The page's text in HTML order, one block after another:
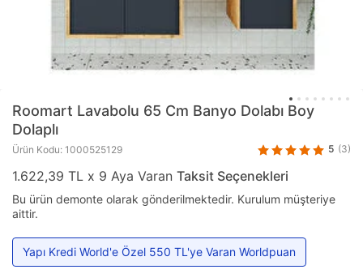
Roomart Lavabolu 65 Cm Banyo Dolabı Boy
Dolaplı
Ürün Kodu: 1000525129 5 (3)
1.622,39 TL x 9 Aya Varan Taksit Seçenekleri
Bu ürün demonte olarak gönderilmektedir. Kurulum müşteriye
aittir.
Yapı Kredi World'e Özel 550 TL'ye Varan Worldpuan